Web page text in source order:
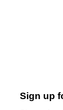
Sign up